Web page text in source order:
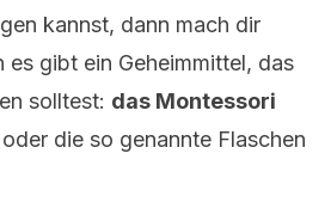
kannst, dann mach dir
es gibt ein Geheimmittel, das
solltest: das Montessori
oder die so genannte Flaschen